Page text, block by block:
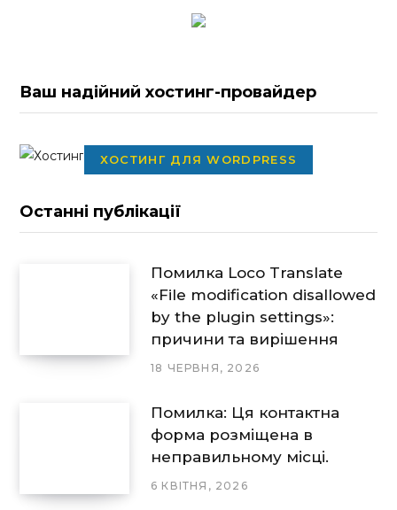
Ваш надійний хостинг-провайдер
ХОСТИНГ ДЛЯ WORDPRESS
Останні публікації
Помилка Loco Translate
«File modification disallowed
by the plugin settings»:
причини та вирішення
18 ЧЕРВНЯ, 2026
Помилка: Ця контактна
форма розміщена в
неправильному місці.
6 КВІТНЯ, 2026